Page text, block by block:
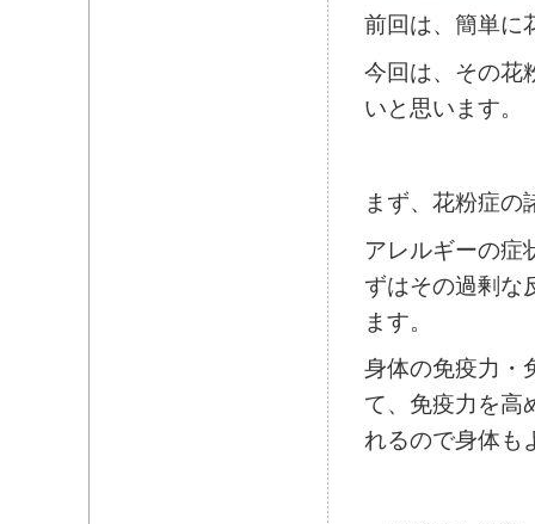
前回は、簡単に
今回は、その花
いと思います。
まず、花粉症の
アレルギーの症
ずはその過剰な
ます。
身体の免疫力・
て、免疫力を高
れるので身体も